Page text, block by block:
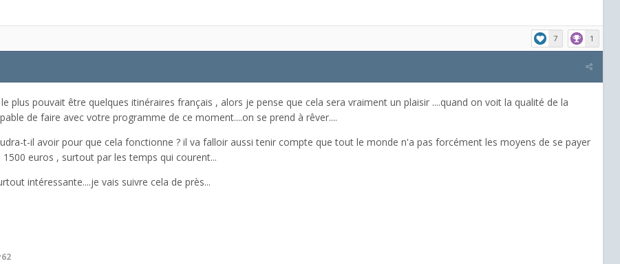
7 1
plus pouvait être quelques itinéraires français , alors je pense que cela sera vraiment un plaisir ....quand on voit la qualité de la
de faire avec votre programme de ce moment....on se prend à rêver....
t-il avoir pour que cela fonctionne ? il va falloir aussi tenir compte que tout le monde n'a pas forcément les moyens de se payer
euros , surtout par les temps qui courent...
intéressante....je vais suivre cela de près...